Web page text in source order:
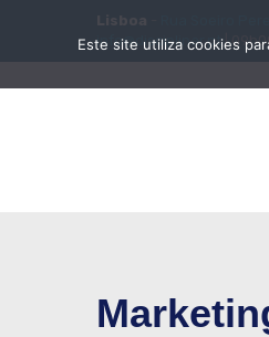
info@disciplinar.pt|
Este site utiliza cookies